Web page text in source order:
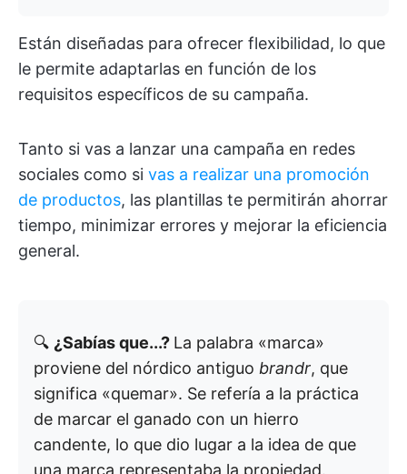
Están diseñadas para ofrecer flexibilidad, lo que
le permite adaptarlas en función de los
requisitos específicos de su campaña.
Tanto si vas a lanzar una campaña en redes
sociales como si vas a realizar una promoción
de productos, las plantillas te permitirán ahorrar
tiempo, minimizar errores y mejorar la eficiencia
general.
🔍 ¿Sabías que...? La palabra «marca»
proviene del nórdico antiguo brandr, que
significa «quemar». Se refería a la práctica
de marcar el ganado con un hierro
candente, lo que dio lugar a la idea de que
una marca representaba la propiedad.